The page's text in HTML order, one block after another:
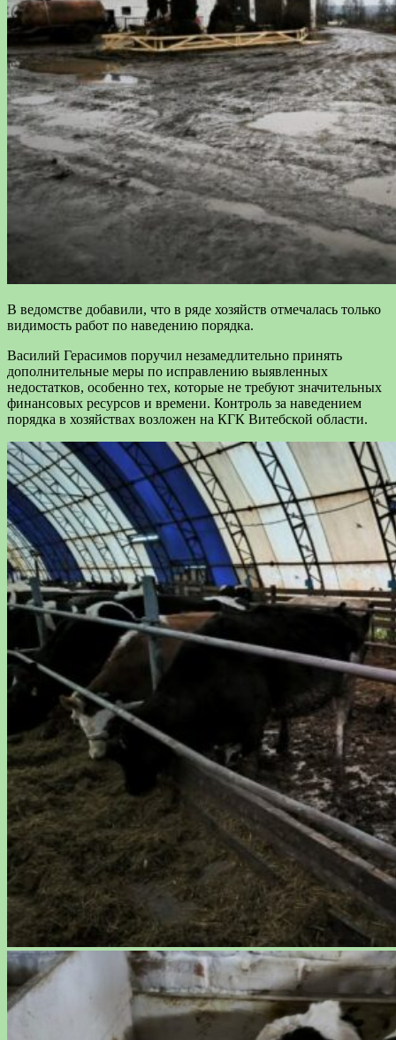
В ведомстве добавили, что в ряде хозяйств отмечалась только
видимость работ по наведению порядка.
Василий Герасимов поручил незамедлительно принять
дополнительные меры по исправлению выявленных
недостатков, особенно тех, которые не требуют значительных
финансовых ресурсов и времени. Контроль за наведением
порядка в хозяйствах возложен на КГК Витебской области.